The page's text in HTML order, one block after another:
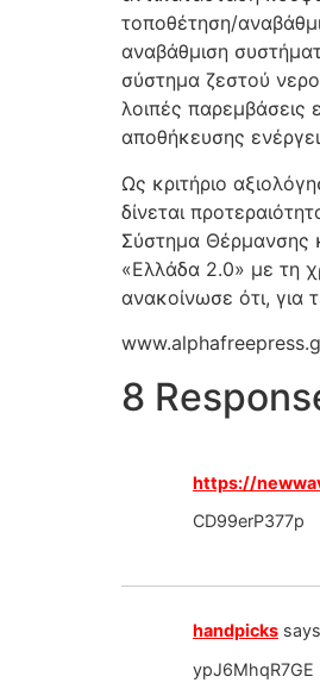
τοποθέτηση/
αναβάθμιση
σύστημα ζεστού
λοιπές παρεμβάσεις
αποθήκευσης
Ως κριτήριο
δίνεται
Σύστημα Θέρμανσης
«Ελλάδα 2.0» με τη
ανακοίνωσε ότι, για
8
https://
CD99erP377p
handpicks
ypJ6MhqR7GE